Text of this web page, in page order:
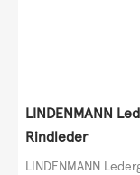
LINDENMANN
Rindleder
LINDENMANN